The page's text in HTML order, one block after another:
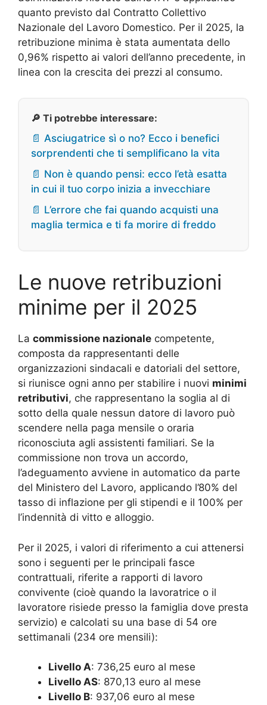
quanto previsto dal Contratto Collettivo
Nazionale del Lavoro Domestico. Per il 2025, la
retribuzione minima è stata aumentata dello
0,96% rispetto ai valori dell’anno precedente, in
linea con la crescita dei prezzi al consumo.
🔎 Ti potrebbe interessare:
📄 Asciugatrice sì o no? Ecco i benefici
sorprendenti che ti semplificano la vita
📄 Non è quando pensi: ecco l’età esatta
in cui il tuo corpo inizia a invecchiare
📄 L’errore che fai quando acquisti una
maglia termica e ti fa morire di freddo
Le nuove retribuzioni
minime per il 2025
La commissione nazionale competente,
composta da rappresentanti delle
organizzazioni sindacali e datoriali del settore,
si riunisce ogni anno per stabilire i nuovi minimi
retributivi, che rappresentano la soglia al di
sotto della quale nessun datore di lavoro può
scendere nella paga mensile o oraria
riconosciuta agli assistenti familiari. Se la
commissione non trova un accordo,
l’adeguamento avviene in automatico da parte
del Ministero del Lavoro, applicando l’80% del
tasso di inflazione per gli stipendi e il 100% per
l’indennità di vitto e alloggio.
Per il 2025, i valori di riferimento a cui attenersi
sono i seguenti per le principali fasce
contrattuali, riferite a rapporti di lavoro
convivente (cioè quando la lavoratrice o il
lavoratore risiede presso la famiglia dove presta
servizio) e calcolati su una base di 54 ore
settimanali (234 ore mensili):
Livello A: 736,25 euro al mese
Livello AS: 870,13 euro al mese
Livello B: 937,06 euro al mese